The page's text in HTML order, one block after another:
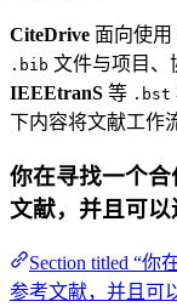
CiteDrive 面向使用
.bib 文件与项目、
IEEEtranS 等 .bst
下内容将文献工作
你在寻找一个
文献，并且可以
Section titled “
参考文献，并且可